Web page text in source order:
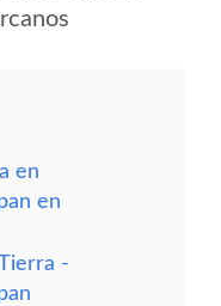
en
en
-